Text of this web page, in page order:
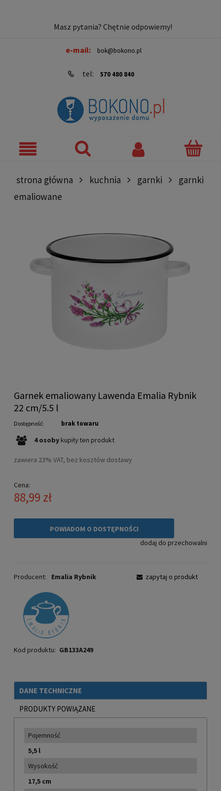
Masz pytania? Chętnie odpowiemy!
e-mail: bok@bokono.pl
tel: 570 480 840
strona główna kuchnia garnki
garnki
emaliowane
Garnek emaliowany Lawenda Emalia Rybnik
22 cm/5.5 l
Dostępność: brak towaru
4 osoby kupiły ten produkt
zawiera 23% VAT, bez kosztów dostawy
Cena:
88,99 zł
POWIADOM O DOSTĘPNOŚCI
dodaj do przechowalni
Producent: Emalia Rybnik
Kod produktu: GB133A249
zapytaj o produkt
DANE TECHNICZNE
PRODUKTY POWIĄZANE
Pojemność
5,5 l
Wysokość
17,5 cm